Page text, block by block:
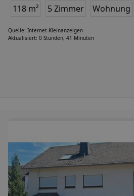
118 m²
5 Zimmer Wohnung
Quelle: Internet-Kleinanzeigen
Aktualisiert: 0 Stunden, 41 Minuten